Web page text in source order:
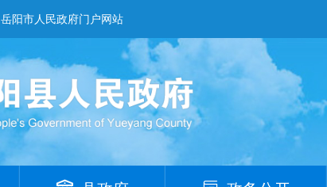
岳阳市人民政府门户网站